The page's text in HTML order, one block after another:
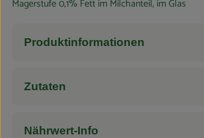
Magerstufe 0,1% Fett im Milchanteil, im Glas
Produktinformationen
Zutaten
Nährwert-Info